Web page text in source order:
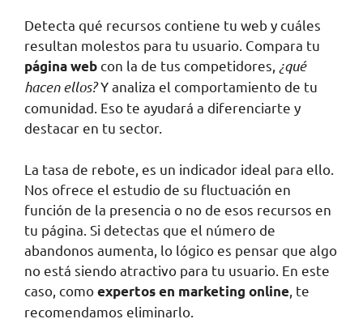
Detecta qué recursos contiene tu web y cuáles
resultan molestos para tu usuario. Compara tu
página webcon la de tus competidores, ¿qué
hacen ellos?Y analiza el comportamiento de tu
comunidad. Eso te ayudará a diferenciarte y
destacar en tu sector.
La tasa de rebote, es un indicador ideal para ello.
Nos ofrece el estudio de su fluctuación en
función de la presencia o no de esos recursos en
tu página. Si detectas que el número de
abandonos aumenta, lo lógico es pensar que algo
no está siendo atractivo para tu usuario. En este
caso, comoexpertos en marketing online , te
recomendamos eliminarlo.